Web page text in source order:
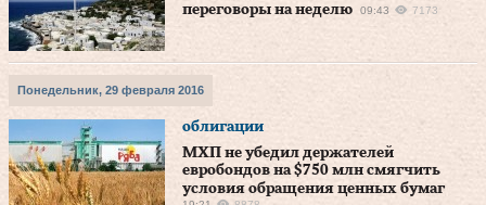
переговоры на неделю
09:43 7173
Понедельник, 29 февраля 2016
облигации
МХП не убедил держателей
евробондов на $750 млн смягчить
условия обращения ценных бумаг